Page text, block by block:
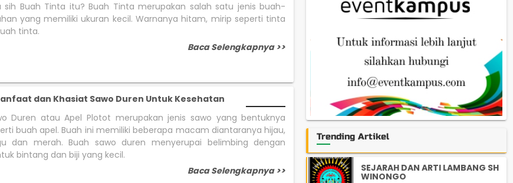
sih Buah Tinta itu? Buah Tinta merupakan salah satu jenis buah-
yang memiliki ukuran kecil. Warnanya hitam, mirip seperti tinta
tinta.
Baca Selengkapnya >>
dan Khasiat Sawo Duren Untuk Kesehatan
Duren atau Apel Plotot merupakan jenis sawo yang bentuknya
buah apel. Buah ini memiliki beberapa macam diantaranya hijau,
dan merah. Buah sawo duren menyerupai belimbing dengan
bintang dan biji yang kecil.
Baca Selengkapnya >>
Trending Artikel
SEJARAH DAN ARTI LAMBANG SH
WINONGO